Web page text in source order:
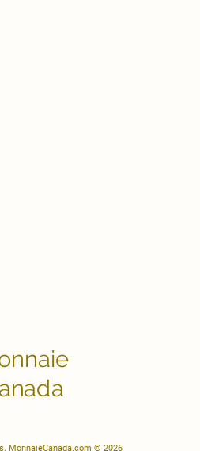
MonnaieCanada.com © 2026